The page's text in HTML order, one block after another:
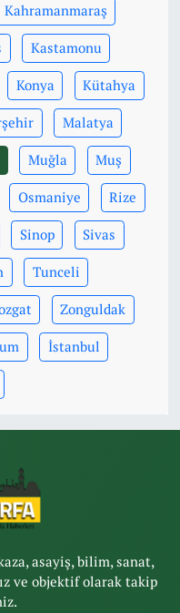
Kahramanmaraş
Kastamonu
Konya Kütahya
Malatya
Muğla Muş
Osmaniye Rize
Sinop Sivas
Tunceli
Zonguldak
İstanbul
asayiş, bilim, sanat,
ve objektif olarak takip